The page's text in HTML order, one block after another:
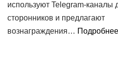
используют Telegram-каналы
сторонников и предлагают
вознаграждения…